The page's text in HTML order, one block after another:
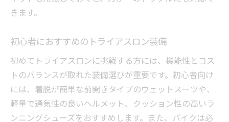
きます。
初心者におすすめのトライアスロン装備
初めてトライアスロンに挑戦する方には、機能性とコス
トのバランスが取れた装備選びが重要です。初心者向け
には、着脱が簡単な前開きタイプのウェットスーツや、
軽量で通気性の良いヘルメット、クッション性の高いラ
ンニングシューズをおすすめします。また、バイクは必